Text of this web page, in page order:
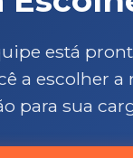
está
a escolher a
para sua